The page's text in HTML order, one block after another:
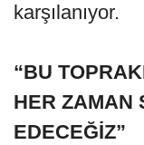
karşılanıyor.
“BU
HER ZAMAN
EDECEĞİZ”